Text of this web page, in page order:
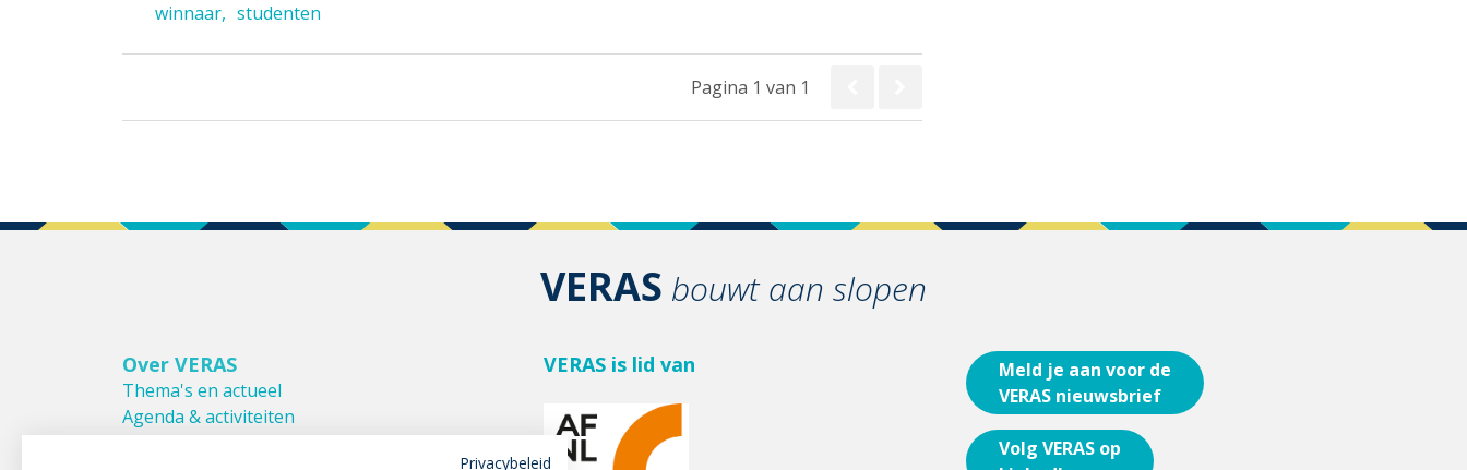
winnaar
studenten
Pagina 1 van 1
VERAS bouwt aan slopen
Over VERAS
Thema's en actueel
Agenda & activiteiten
Bestuur & Commissies
VERAS is lid van
Meld je aan voor de
VERAS nieuwsbrief
Volg VERAS op
Privacybeleid